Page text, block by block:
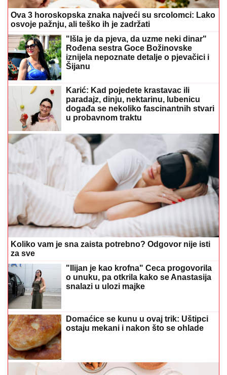
Ova 3 horoskopska znaka najveći su srcolomci: Lako
osvoje pažnju, ali teško ih je zadržati
"Išla je da pjeva, da uzme neki dinar"
Rođena sestra Goce Božinovske
iznijela nepoznate detalje o pjevačici i
Šijanu
Karić: Kad pojedete krastavac ili
paradajz, dinju, nektarinu, lubenicu
događa se nekoliko fascinantnih stvari
u probavnom traktu
Koliko vam je sna zaista potrebno? Odgovor nije isti
za sve
"Ilijan je kao krofna" Ceca progovorila
o unuku, pa otkrila kako se Anastasija
snalazi u ulozi majke
Domaćice se kunu u ovaj trik: Uštipci
ostaju mekani i nakon što se ohlade